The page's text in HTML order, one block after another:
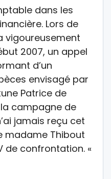
dans les
Lors de
vigoureusement
2007, un appel
d’un
envisagé par
Patrice de
campagne de
jamais reçu cet
madame Thibout
de confrontation. «